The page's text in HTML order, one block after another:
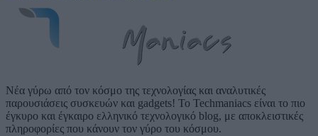
Νέα γύρω από τον κόσμο της τεχνολογίας και αναλυτικές
παρουσιάσεις συσκευών και gadgets! Το Techmaniacs είναι το πιο
έγκυρο και έγκαιρο ελληνικό τεχνολογικό blog, με αποκλειστικές
πληροφορίες που κάνουν τον γύρο του κόσμου.